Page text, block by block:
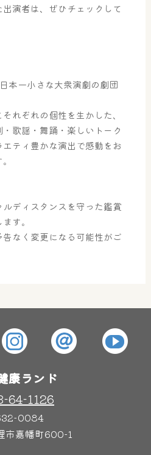
サウナ・岩盤浴
ボディケア
出演者は、ぜひチェックして
本一小さな大衆演劇の劇団
れぞれの個性を生かした、
・歌謡・舞踊・楽しいトーク
エティ豊かな演出で感動をお
ディスタンスを守った鑑賞
す。
なく変更になる可能性がご
康ランド
64-1126
0084
市嘉幡町600-1